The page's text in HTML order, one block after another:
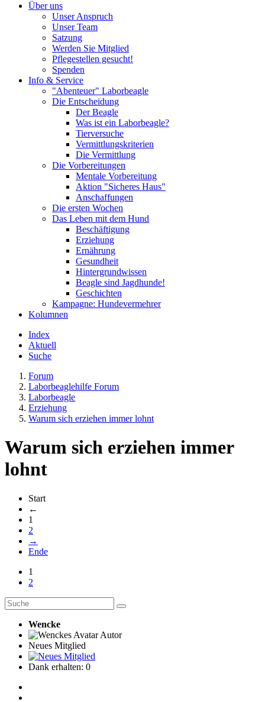
Über uns
Unser Anspruch
Unser Team
Satzung
Werden Sie Mitglied
Pflegestellen gesucht!
Spenden
Info & Service
"Abenteuer" Laborbeagle
Die Entscheidung
Der Beagle
Was ist ein Laborbeagle?
Tierversuche
Vermittlungskriterien
Die Vermittlung
Die Vorbereitungen
Mentale Vorbereitung
Aktion "Sicheres Haus"
Anschaffungen
Die ersten Wochen
Das Leben mit dem Hund
Beschäftigung
Erziehung
Ernährung
Gesundheit
Hintergrundwissen
Beagle sind Jagdhunde!
Geschichten
Kampagne: Hundevermehrer
Kolumnen
Index
Aktuell
Suche
Forum
Laborbeaglehilfe Forum
Laborbeagle
Erziehung
Warum sich erziehen immer lohnt
Warum sich erziehen immer
lohnt
Start
←
1
2
→
Ende
1
2
Wencke
Autor
Neues Mitglied
Dank erhalten: 0